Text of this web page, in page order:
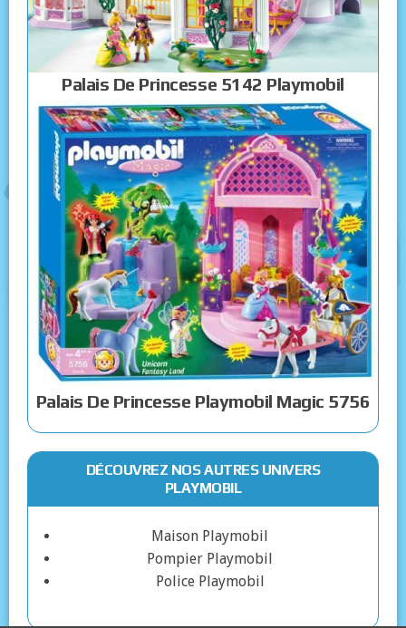
Palais De Princesse 5142 Playmobil
Palais De Princesse Playmobil Magic 5756
DÉCOUVREZ NOS AUTRES UNIVERS
PLAYMOBIL
Maison Playmobil
Pompier Playmobil
Police Playmobil